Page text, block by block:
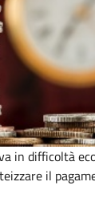
in difficoltà
il